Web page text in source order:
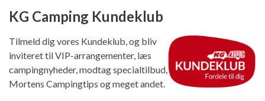
KG Camping Kundeklub
Tilmeld dig vores Kundeklub, og bliv
inviteret til VIP-arrangementer, læs
campingnyheder, modtag specialtilbud,
Mortens Campingtips og meget andet.